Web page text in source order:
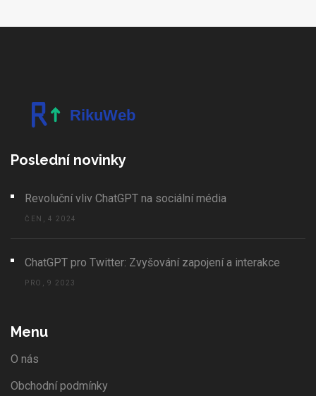
Poslední novinky
Revoluční vliv ChatGPT na sociální média
ČEN, 4 2024
ChatGPT pro Twitter: Zvyšování zapojení a interakce
PRO, 9 2023
Menu
O nás
Obchodní podmínky